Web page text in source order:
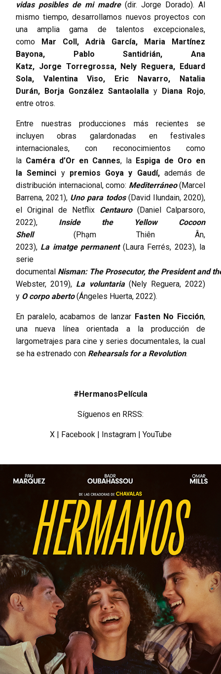
vidas posibles de mi madre (dir. Jorge Dorado). Al
mismo tiempo, desarrollamos nuevos proyectos con
una amplia gama de talentos excepcionales,
como Mar Coll, Adrià García, Maria Martínez
Bayona, Pablo Santidrián, Ana
Katz, Jorge Torregrossa, Nely Reguera, Eduard
Sola, Valentina Viso, Eric Navarro, Natalia
Durán, Borja González Santaolalla y Diana Rojo,
entre otros.
Entre nuestras producciones más recientes se
incluyen obras galardonadas en festivales
internacionales, con reconocimientos como
la Caméra d’Or en Cannes, la Espiga de Oro en
la Seminci y premios Goya y Gaudí,además de
distribución internacional, como: Mediterráneo(Marcel
Barrena, 2021), Uno para todos(David Ilundain, 2020),
el Original de Netflix Centauro(Daniel Calparsoro,
2022), Inside the Yellow Cocoon
Shell (Phạm Thiên Ân,
2023), La imatge permanent(Laura Ferrés, 2023), la
serie
documental Nisman: The Prosecutor, the President and
Webster, 2019), La voluntaria (Nely Reguera, 2022)
y O corpo aberto(Ángeles Huerta, 2022).
En paralelo, acabamos de lanzar Fasten No Ficción,
una nueva línea orientada a la producción de
largometrajes para cine y series documentales, la cual
se ha estrenado con Rehearsals for a Revolution.
#HermanosPelícula
Síguenos en RRSS:
X| Facebook| Instagram| YouTube